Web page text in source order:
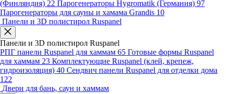
(Финляндия) 22 Парогенераторы Hygromatik (Германия) 97
Парогенераторы для сауны и хамама Grandis 10
Панели и 3D полистирол Ruspanel
Панели и 3D полистирол Ruspanel
РПГ панели Ruspanel для хаммам 65 Готовые формы Ruspanel
для хаммам 23 Комплектующие Ruspanel (клей, крепеж,
гидроизоляция) 40 Сендвич панели Ruspanel для отделки дома
122
Двери для бань, саун и хаммам